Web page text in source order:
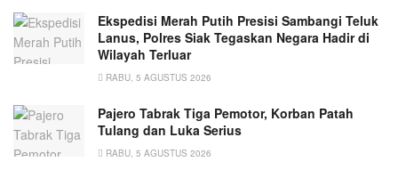
Ekspedisi Merah Putih Presisi Sambangi Teluk
Lanus, Polres Siak Tegaskan Negara Hadir di
Wilayah Terluar
RABU, 5 AGUSTUS 2026
Pajero Tabrak Tiga Pemotor, Korban Patah
Tulang dan Luka Serius
RABU, 5 AGUSTUS 2026